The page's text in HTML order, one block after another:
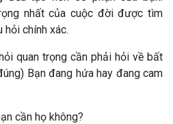
nhất của cuộc đời được tìm
hỏi chính xác.
quan trọng cần phải hỏi về bất
Bạn đang hứa hay đang cam
cần họ không?